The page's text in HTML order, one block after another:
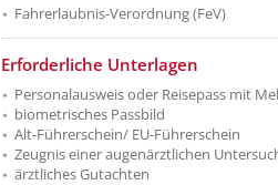
Fahrerlaubnis-Verordnung (FeV)
Erforderliche Unterlagen
Personalausweis oder Reisepass mit
biometrisches Passbild
Alt-Führerschein/ EU-Führerschein
Zeugnis einer augenärztlichen
ärztliches Gutachten